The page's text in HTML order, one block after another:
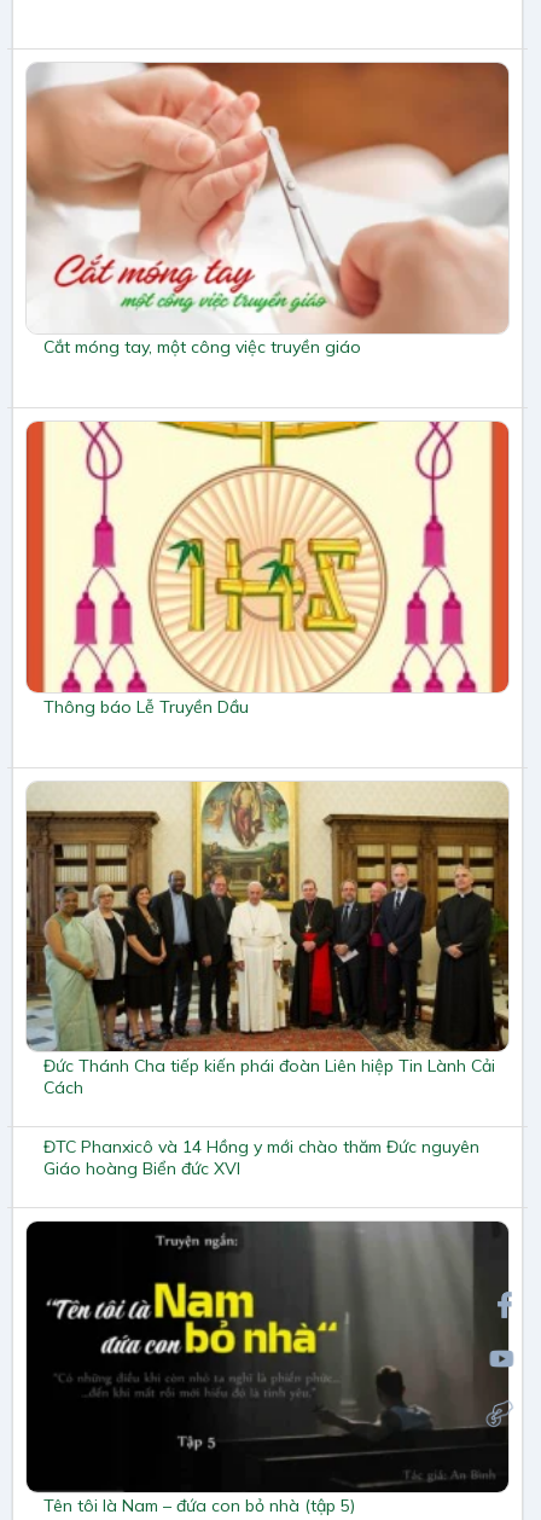
Cắt móng tay, một công việc truyền giáo
Thông báo Lễ Truyền Dầu
Đức Thánh Cha tiếp kiến phái đoàn Liên hiệp Tin Lành Cải
Cách
ĐTC Phanxicô và 14 Hồng y mới chào thăm Đức nguyên
Giáo hoàng Biển đức XVI
Tên tôi là Nam – đứa con bỏ nhà (tập 5)